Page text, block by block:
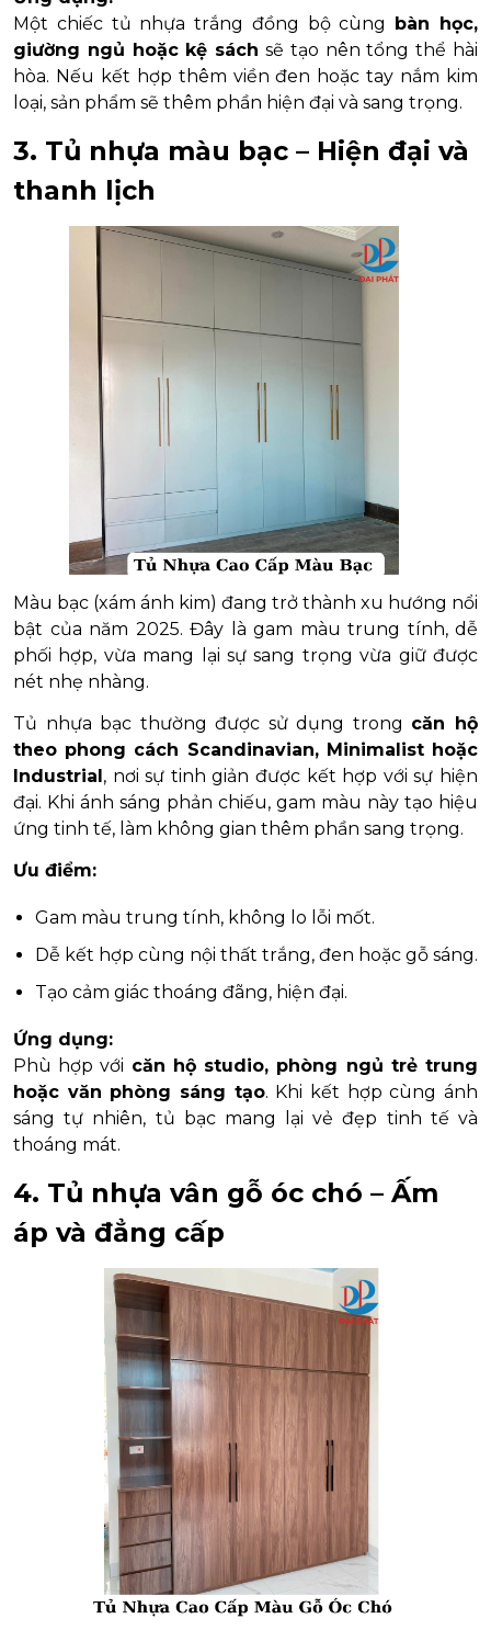
Một chiếc tủ nhựa trắng đồng bộ cùng bàn học,
giường ngủ hoặc kệ sách sẽ tạo nên tổng thể hài
hòa. Nếu kết hợp thêm viền đen hoặc tay nắm kim
loại, sản phẩm sẽ thêm phần hiện đại và sang trọng.
3. Tủ nhựa màu bạc – Hiện đại và
thanh lịch
Màu bạc (xám ánh kim) đang trở thành xu hướng nổi
bật của năm 2025. Đây là gam màu trung tính, dễ
phối hợp, vừa mang lại sự sang trọng vừa giữ được
nét nhẹ nhàng.
Tủ nhựa bạc thường được sử dụng trong căn hộ
theo phong cách Scandinavian, Minimalist hoặc
Industrial, nơi sự tinh giản được kết hợp với sự hiện
đại. Khi ánh sáng phản chiếu, gam màu này tạo hiệu
ứng tinh tế, làm không gian thêm phần sang trọng.
Ưu điểm:
Gam màu trung tính, không lo lỗi mốt.
Dễ kết hợp cùng nội thất trắng, đen hoặc gỗ sáng.
Tạo cảm giác thoáng đãng, hiện đại.
Ứng dụng:
Phù hợp với căn hộ studio, phòng ngủ trẻ trung
hoặc văn phòng sáng tạo. Khi kết hợp cùng ánh
sáng tự nhiên, tủ bạc mang lại vẻ đẹp tinh tế và
thoáng mát.
4. Tủ nhựa vân gỗ óc chó – Ấm
áp và đẳng cấp